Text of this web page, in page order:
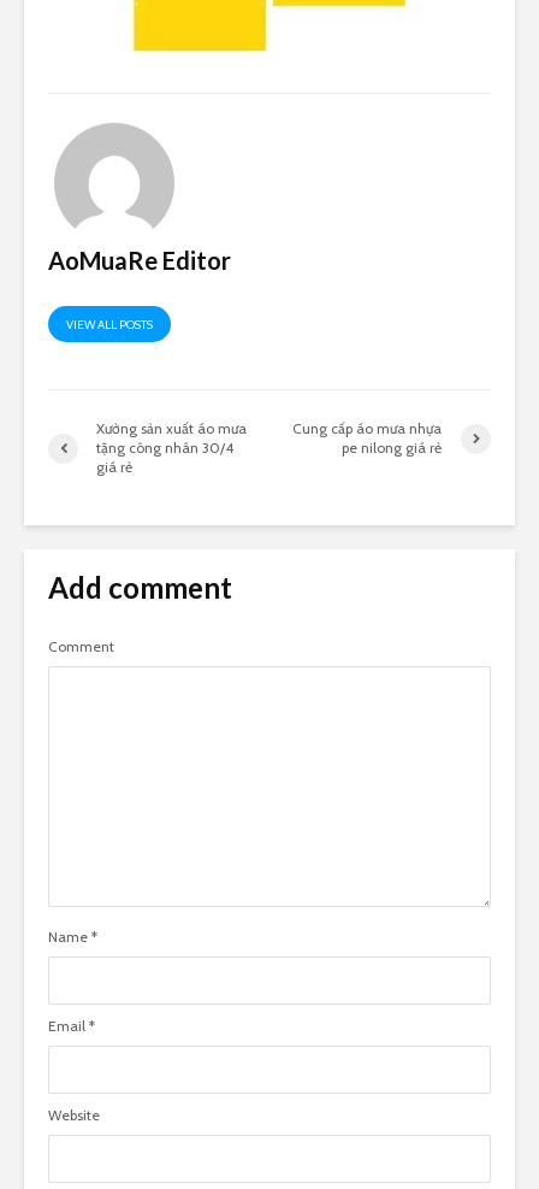
AoMuaRe Editor
VIEW ALL POSTS
Xưởng sản xuất áo mưa
tặng công nhân 30/4
giá rẻ
Cung cấp áo mưa nhựa
pe nilong giá rẻ
Add comment
Comment
Name *
Email *
Website